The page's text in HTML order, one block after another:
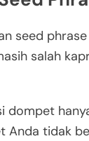
seed
salah
dompet
Anda tidak